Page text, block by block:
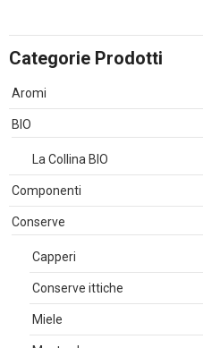
Categorie Prodotti
Aromi
BIO
La Collina BIO
Componenti
Conserve
Capperi
Conserve ittiche
Miele